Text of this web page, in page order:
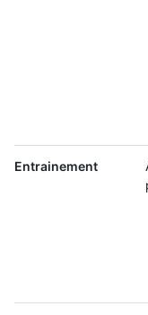
Entrainement